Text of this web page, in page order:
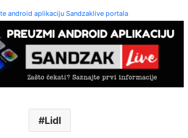
android aplikaciju Sandzaklive portala
Lidl